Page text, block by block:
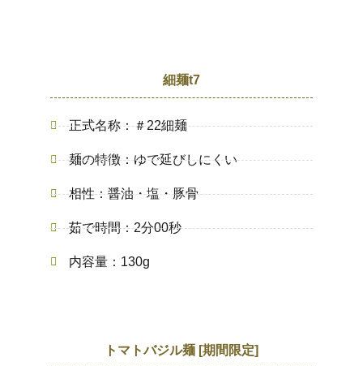
細麺t7
正式名称：＃22細麺
麺の特徴：ゆで延びしにくい
相性：醤油・塩・豚骨
茹で時間：2分00秒
内容量：130g
トマトバジル麺 [期間限定]